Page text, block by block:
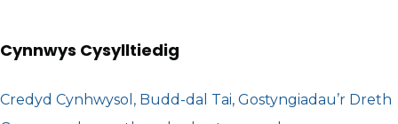
Cynnwys Cysylltiedig
Credyd Cynhwysol, Budd-dal Tai, Gostyngiadau’r Dreth